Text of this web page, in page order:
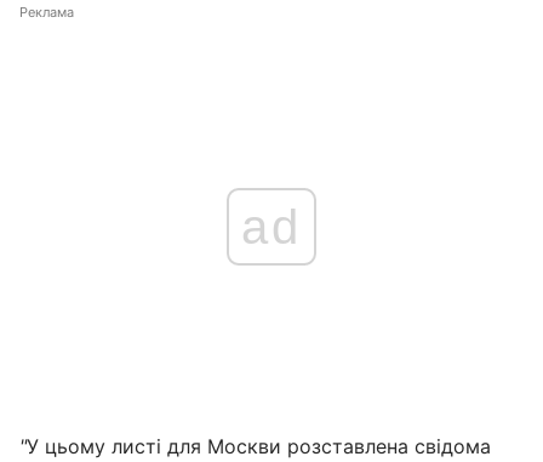
Реклама
ad
"У цьому листі для Москви розставлена свідома